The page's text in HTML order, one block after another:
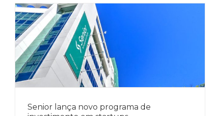
Senior lança novo programa de